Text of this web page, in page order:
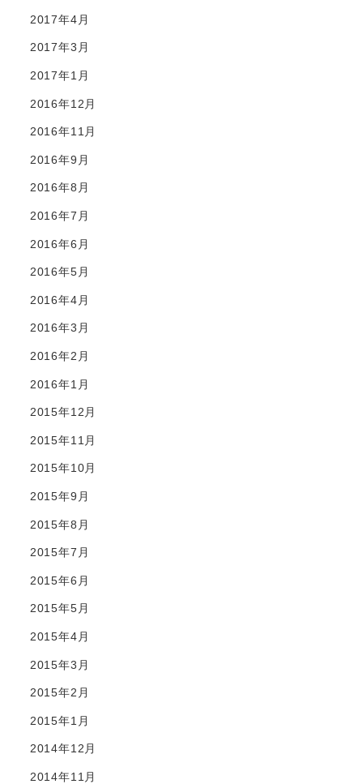
2017年4月
2017年3月
2017年1月
2016年12月
2016年11月
2016年9月
2016年8月
2016年7月
2016年6月
2016年5月
2016年4月
2016年3月
2016年2月
2016年1月
2015年12月
2015年11月
2015年10月
2015年9月
2015年8月
2015年7月
2015年6月
2015年5月
2015年4月
2015年3月
2015年2月
2015年1月
2014年12月
2014年11月